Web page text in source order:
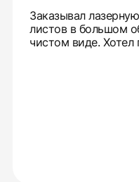
Заказывал
листов в большом
чистом виде. Хотел